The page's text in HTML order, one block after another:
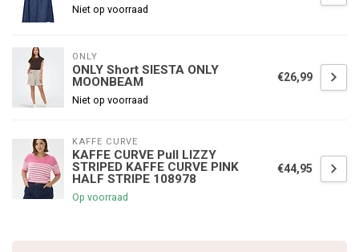
Niet op voorraad
ONLY
ONLY Short SIESTA ONLY
MOONBEAM
Niet op voorraad
€26,99
KAFFE CURVE
KAFFE CURVE Pull LIZZY
STRIPED KAFFE CURVE PINK
HALF STRIPE 108978
Op voorraad
€44,95